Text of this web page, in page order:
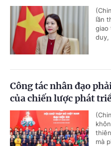
lần
giao
duy,
Công tác nhân đạo
của chiến lược phát
mà